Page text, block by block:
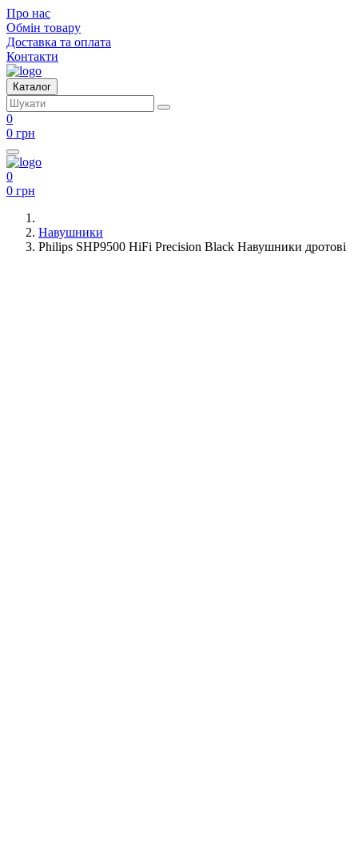
Про нас
Обмін товару
Доставка та оплата
Контакти
Каталог
0
0 грн
0
0 грн
Навушники
Philips SHP9500 HiFi Precision Black Навушники дротові